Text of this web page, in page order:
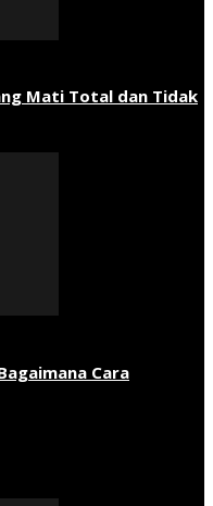
Mati Total dan Tidak
Cara